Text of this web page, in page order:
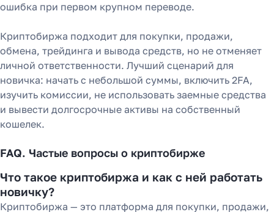
ошибка при первом крупном переводе.
Криптобиржа подходит для покупки, продажи,
обмена, трейдинга и вывода средств, но не отменяет
личной ответственности. Лучший сценарий для
новичка: начать с небольшой суммы, включить 2FA,
изучить комиссии, не использовать заемные средства
и вывести долгосрочные активы на собственный
кошелек.
FAQ. Частые вопросы о криптобирже
Что такое криптобиржа и как с ней работать
новичку?
Криптобиржа — это платформа для покупки, продажи,